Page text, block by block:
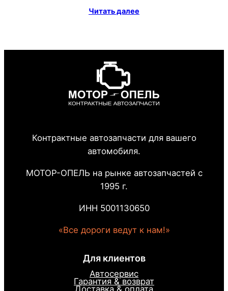
Читать далее
Контрактные автозапчасти для вашего
автомобиля.
МОТОР-ОПЕЛЬ на рынке автозапчастей с
1995 г.
ИНН 5001130650
«Все дороги ведут к нам!»
Для клиентов
Автосервис
Гарантия & возврат